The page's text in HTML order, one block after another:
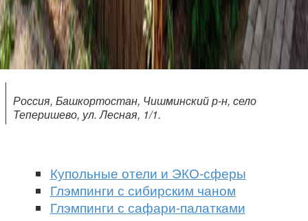
Россия, Башкортостан, Чишминский р-н, село
Теперишево, ул. Лесная, 1/1.
Купольные отели и ЭКО-сферы
Глэмпинги с сибирским чаном
Глэмпинги с сафари-палатками